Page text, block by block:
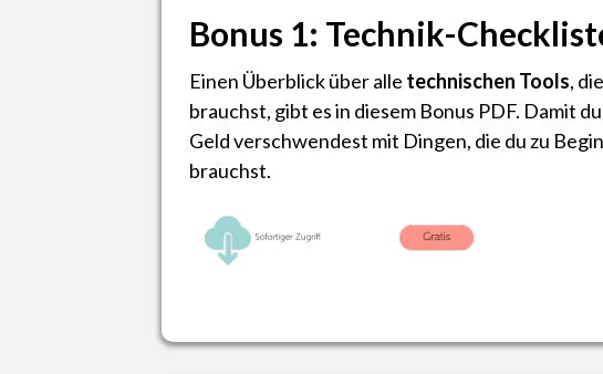
Bonus 1: Technik-
Einen Überblick über alle technischen Tools,
brauchst, gibt es in diesem Bonus PDF. Damit
Geld verschwendest mit Dingen, die du zu
brauchst.